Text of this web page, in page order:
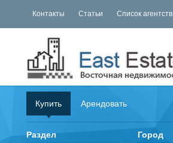
Контакты Статьи Список агентств
Купить Арендовать
Раздел Город